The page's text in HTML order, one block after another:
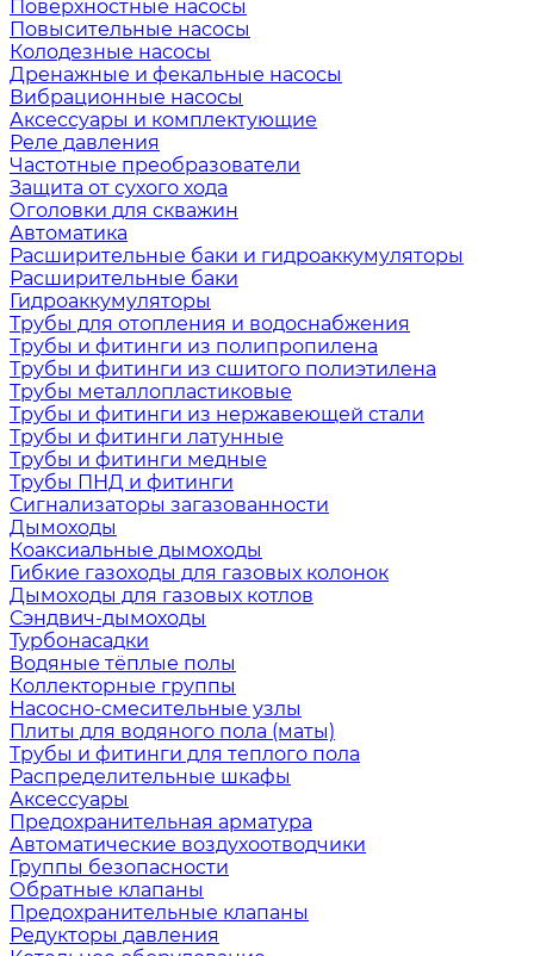
Поверхностные насосы
Повысительные насосы
Колодезные насосы
Дренажные и фекальные насосы
Вибрационные насосы
Аксессуары и комплектующие
Реле давления
Частотные преобразователи
Защита от сухого хода
Оголовки для скважин
Автоматика
Расширительные баки и гидроаккумуляторы
Расширительные баки
Гидроаккумуляторы
Трубы для отопления и водоснабжения
Трубы и фитинги из полипропилена
Трубы и фитинги из сшитого полиэтилена
Трубы металлопластиковые
Трубы и фитинги из нержавеющей стали
Трубы и фитинги латунные
Трубы и фитинги медные
Трубы ПНД и фитинги
Сигнализаторы загазованности
Дымоходы
Коаксиальные дымоходы
Гибкие газоходы для газовых колонок
Дымоходы для газовых котлов
Сэндвич-дымоходы
Турбонасадки
Водяные тёплые полы
Коллекторные группы
Насосно-смесительные узлы
Плиты для водяного пола (маты)
Трубы и фитинги для теплого пола
Распределительные шкафы
Аксессуары
Предохранительная арматура
Автоматические воздухоотводчики
Группы безопасности
Обратные клапаны
Предохранительные клапаны
Редукторы давления